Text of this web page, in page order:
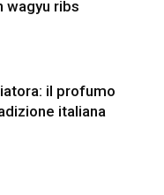
wagyu ribs
il profumo
italiana